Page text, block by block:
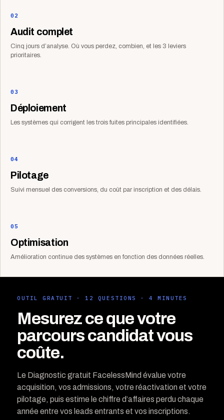
02
Audit complet
Cinq jours d’analyse. Où vous perdez, combien, et les 3 leviers
prioritaires.
03
Déploiement
Les systèmes qui corrigent les trois fuites principales identifiées.
04
Pilotage
Suivi mensuel des conversions, du coût par inscription et des délais.
05
Optimisation
Amélioration continue des systèmes en fonction des données réelles.
OUTIL GRATUIT · 12 QUESTIONS · 4 MINUTES
Mesurez ce que votre
parcours candidat vous
coûte.
Le Diagnostic gratuit FacelessMind évalue votre
acquisition, vos admissions, votre réactivation et votre
pilotage, puis estime le chiffre d’affaires perdu chaque
année entre vos leads entrants et vos inscriptions.